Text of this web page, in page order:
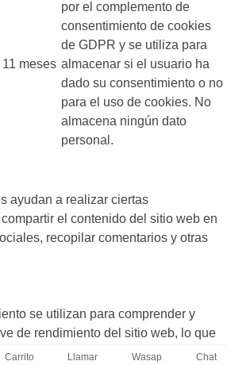
11 meses
por el complemento de
consentimiento de cookies
de GDPR y se utiliza para
almacenar si el usuario ha
dado su consentimiento o no
para el uso de cookies. No
almacena ningún dato
personal.
ayudan a realizar ciertas
el contenido del sitio web en
recopilar comentarios y otras
se utilizan para comprender y
de rendimiento del sitio web, lo que
experiencia de usuario a los
Carrito Llamar Wasap Chat